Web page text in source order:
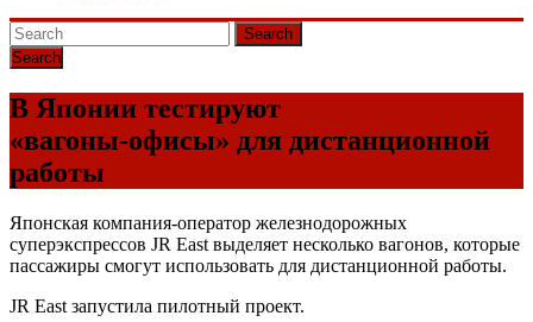
Search
В Японии тестируют
«вагоны-офисы» для дистанционной
работы
Японская компания-оператор железнодорожных
суперэкспрессов JR East выделяет несколько вагонов, которые
пассажиры смогут использовать для дистанционной работы.
JR East запустила пилотный проект.